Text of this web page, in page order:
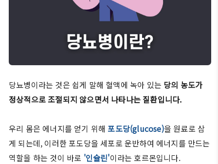
당뇨병이라는 것은 쉽게 말해 혈액에 녹아 있는 당의 농도가
정상적으로 조절되지 않으면서 나타나는 질환입니다.
우리 몸은 에너지를 얻기 위해 포도당(glucose)을 원료로 삼
게 되는데, 이러한 포도당을 세포로 운반하여 에너지를 만드는
역할을 하는 것이 바로 '인슐린'이라는 호르몬입니다.